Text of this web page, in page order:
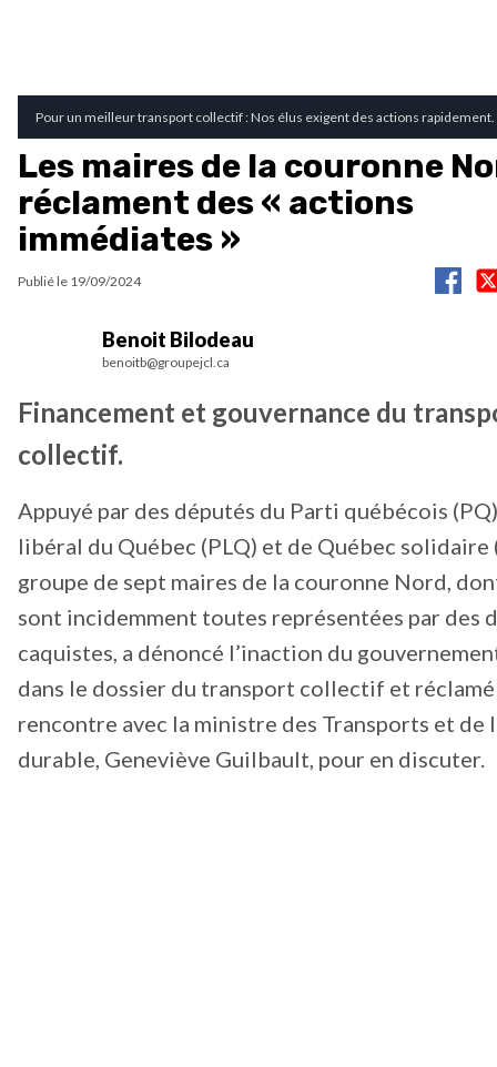
Pour un meilleur transport collectif : Nos élus exigent des actions rapidement.
Les maires de la couronne
réclament des « actions
immédiates »
Publié le 19/09/2024
Benoit Bilodeau
benoitb@groupejcl.ca
Financement et gouvernance du
collectif.
Appuyé par des députés du Parti québécois
libéral du Québec (PLQ) et de Québec solidaire
groupe de sept maires de la couronne Nord,
sont incidemment toutes représentées par des
caquistes, a dénoncé l’inaction du
dans le dossier du transport collectif et
rencontre avec la ministre des Transports et
durable, Geneviève Guilbault, pour en discuter.